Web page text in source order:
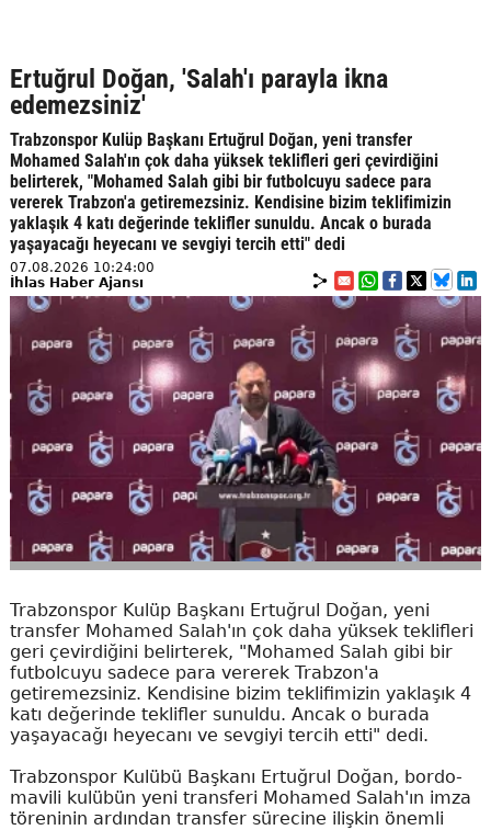
Ertuğrul Doğan, 'Salah'ı parayla ikna
edemezsiniz'
Trabzonspor Kulüp Başkanı Ertuğrul Doğan, yeni transfer
Mohamed Salah'ın çok daha yüksek teklifleri geri çevirdiğini
belirterek, "Mohamed Salah gibi bir futbolcuyu sadece para
vererek Trabzon'a getiremezsiniz. Kendisine bizim teklifimizin
yaklaşık 4 katı değerinde teklifler sunuldu. Ancak o burada
yaşayacağı heyecanı ve sevgiyi tercih etti" dedi
07.08.2026 10:24:00
İhlas Haber Ajansı
Trabzonspor Kulüp Başkanı Ertuğrul Doğan, yeni
transfer Mohamed Salah'ın çok daha yüksek teklifleri
geri çevirdiğini belirterek, "Mohamed Salah gibi bir
futbolcuyu sadece para vererek Trabzon'a
getiremezsiniz. Kendisine bizim teklifimizin yaklaşık 4
katı değerinde teklifler sunuldu. Ancak o burada
yaşayacağı heyecanı ve sevgiyi tercih etti" dedi.
Trabzonspor Kulübü Başkanı Ertuğrul Doğan, bordo-
mavili kulübün yeni transferi Mohamed Salah'ın imza
töreninin ardından transfer sürecine ilişkin önemli